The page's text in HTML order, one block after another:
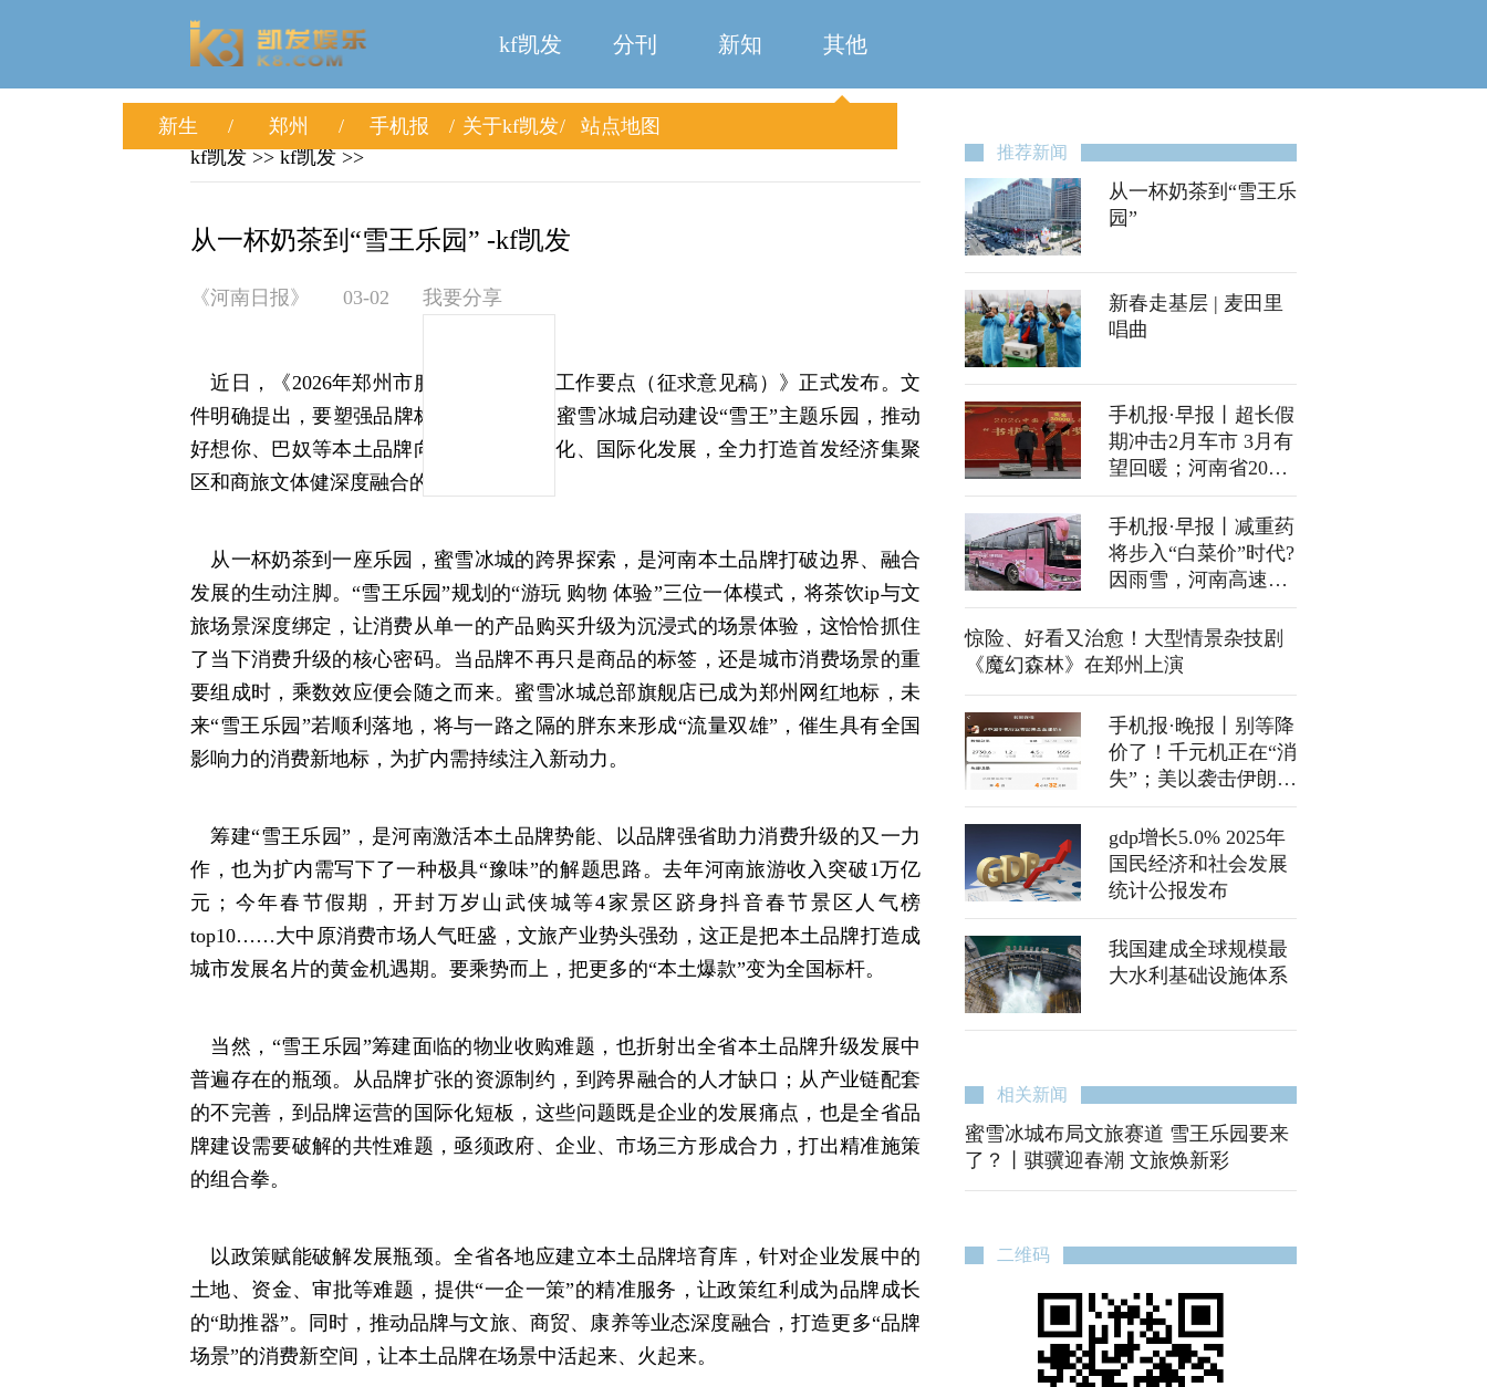
kf凯发 分刊 新知 其他
新生 郑州 手机报 关于kf凯发
站点地图
kf凯发 >> kf凯发 >>
从一杯奶茶到“雪王乐园” -kf凯发
《河南日报》 03-02 我要分享
近日，《2026年郑州市服务业扩能提质工作要点（征求意见稿）》正式发布。文
件明确提出，要塑强品牌标杆形象，鼓励蜜雪冰城启动建设“雪王”主题乐园，推动
好想你、巴奴等本土品牌向高端化、精品化、国际化发展，全力打造首发经济集聚
区和商旅文体健深度融合的消费新场景。
从一杯奶茶到一座乐园，蜜雪冰城的跨界探索，是河南本土品牌打破边界、融合
发展的生动注脚。“雪王乐园”规划的“游玩 购物 体验”三位一体模式，将茶饮ip与文
旅场景深度绑定，让消费从单一的产品购买升级为沉浸式的场景体验，这恰恰抓住
了当下消费升级的核心密码。当品牌不再只是商品的标签，还是城市消费场景的重
要组成时，乘数效应便会随之而来。蜜雪冰城总部旗舰店已成为郑州网红地标，未
来“雪王乐园”若顺利落地，将与一路之隔的胖东来形成“流量双雄”，催生具有全国
影响力的消费新地标，为扩内需持续注入新动力。
筹建“雪王乐园”，是河南激活本土品牌势能、以品牌强省助力消费升级的又一力
作，也为扩内需写下了一种极具“豫味”的解题思路。去年河南旅游收入突破1万亿
元；今年春节假期，开封万岁山武侠城等4家景区跻身抖音春节景区人气榜
top10……大中原消费市场人气旺盛，文旅产业势头强劲，这正是把本土品牌打造成
城市发展名片的黄金机遇期。要乘势而上，把更多的“本土爆款”变为全国标杆。
当然，“雪王乐园”筹建面临的物业收购难题，也折射出全省本土品牌升级发展中
普遍存在的瓶颈。从品牌扩张的资源制约，到跨界融合的人才缺口；从产业链配套
的不完善，到品牌运营的国际化短板，这些问题既是企业的发展痛点，也是全省品
牌建设需要破解的共性难题，亟须政府、企业、市场三方形成合力，打出精准施策
的组合拳。
以政策赋能破解发展瓶颈。全省各地应建立本土品牌培育库，针对企业发展中的
土地、资金、审批等难题，提供“一企一策”的精准服务，让政策红利成为品牌成长
的“助推器”。同时，推动品牌与文旅、商贸、康养等业态深度融合，打造更多“品牌
场景”的消费新空间，让本土品牌在场景中活起来、火起来。
推荐新闻
从一杯奶茶到“雪王乐
园”
新春走基层 | 麦田里
唱曲
手机报·早报丨超长假
期冲击2月车市 3月有
望回暖；河南省2026
年高招体检3月5日开
始
手机报·早报丨减重药
将步入“白菜价”时代?
因雨雪，河南高速部
分路段禁止所有车辆
上站
惊险、好看又治愈！大型情景杂技剧
《魔幻森林》在郑州上演
手机报·晚报丨别等降
价了！千元机正在“消
失”；美以袭击伊朗，
特朗普：要消灭伊朗
海军
gdp增长5.0% 2025年
国民经济和社会发展
统计公报发布
我国建成全球规模最
大水利基础设施体系
相关新闻
蜜雪冰城布局文旅赛道 雪王乐园要来
了？丨骐骥迎春潮 文旅焕新彩
二维码